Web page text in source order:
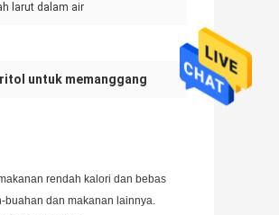
larut dalam air
untuk memanggang
rendah kalori dan bebas
buahan dan makanan lainnya.